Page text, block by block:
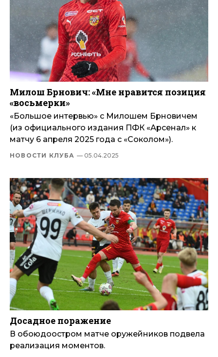
Милош Брнович: «Мне нравится позиция
«восьмерки»
«Большое интервью» с Милошем Брновичем
(из официального издания ПФК «Арсенал» к
матчу 6 апреля 2025 года с «Соколом»).
НОВОСТИ КЛУБА — 05.04.2025
Досадное поражение
В обоюдоостром матче оружейников подвела
реализация моментов.